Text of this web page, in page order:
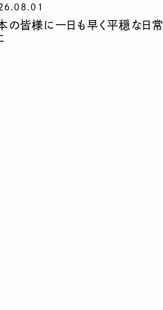
の皆様に一日も早く平穏な日